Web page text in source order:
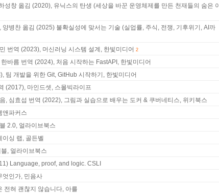
성창 옮김 (2020), 유닉스의 탄생 (세상을 바꾼 운영체제를 만든 천재들의 숨은 이
양병찬 옮김 (2025) 불확실성에 맞서는 기술 (실업률, 주식, 전쟁, 기후위기, AI까
번역 (2023), 머신러닝 시스템 설계, 한빛미디어 2
바름 번역 (2024), 처음 시작하는 FastAPI, 한빛미디어
팀 개발을 위한 Git, GitHub 시작하기, 한빛미디어
(2017), 마인드셋, 스몰빅라이프
, 심효섭 번역 (2022), 그림과 실습으로 배우는 도커 & 쿠버네티스, 위키북스
앤파커스
2.0, 얼라이브북스
싱 랩, 골든벨
, 얼라이브북스
Language, proof, and logic. CSLI
엇인가, 민음사
전혀 괜찮지 않습니다, 아를